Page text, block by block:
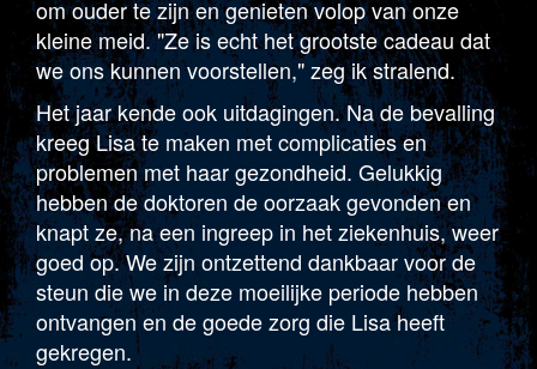
om ouder te zijn en genieten volop van onze
kleine meid. "Ze is echt het grootste cadeau dat
we ons kunnen voorstellen," zeg ik stralend.
Het jaar kende ook uitdagingen. Na de bevalling
kreeg Lisa te maken met complicaties en
problemen met haar gezondheid. Gelukkig
hebben de doktoren de oorzaak gevonden en
knapt ze, na een ingreep in het ziekenhuis, weer
goed op. We zijn ontzettend dankbaar voor de
steun die we in deze moeilijke periode hebben
ontvangen en de goede zorg die Lisa heeft
gekregen.